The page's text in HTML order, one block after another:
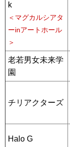
k
＜マグカルシアタ
ーinアートホール
＞
老若男女未来学
園
チリアクターズ
Halo G